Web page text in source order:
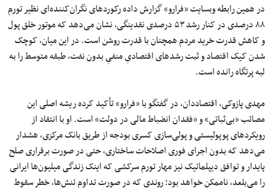
در همین رابطه وبسایت «فرارو» گزارش داده رکوردهای نگران‌کننده‌ای نظیر تورم
۸۸ درصدی در کنار رشد ۵۳ درصدی نقدینگی، نشان می‌دهد که موتور خلق پول
و کاهش قدرت خرید مردم همچنان با قدرت روشن است. در این میان، کوچک
شدن کیک اقتصاد و ثبت رشدهای اقتصادیِ منفیِ بدون نفت، طبقه متوسط را به
لبه پرتگاه رانده است.
مهدی پازوکی، اقتصاددان، در گفتگو با «فرارو» تأکید کرده ریشه اصلی این
مصائب «بی‌ثباتی» و «فقدان انضباط مالی در دولت» است. او با انتقاد از
رویکردهای پوپولیستی و پولی‌سازی کسری بودجه از طریق بانک مرکزی، هشدار
می‌دهد که بدون اجرای فوری اصلاحات ساختاری، حتی در صورت برقراری صلح
پایدار و توافق دیپلماتیک نیز مهار تورم سرکشی که اینک زندگی میلیون‌ها ایرانی
را می‌بلعد، ناممکن خواهد بود؛ روندی که در صورت تداوم تنش‌ها، خطر سقوط